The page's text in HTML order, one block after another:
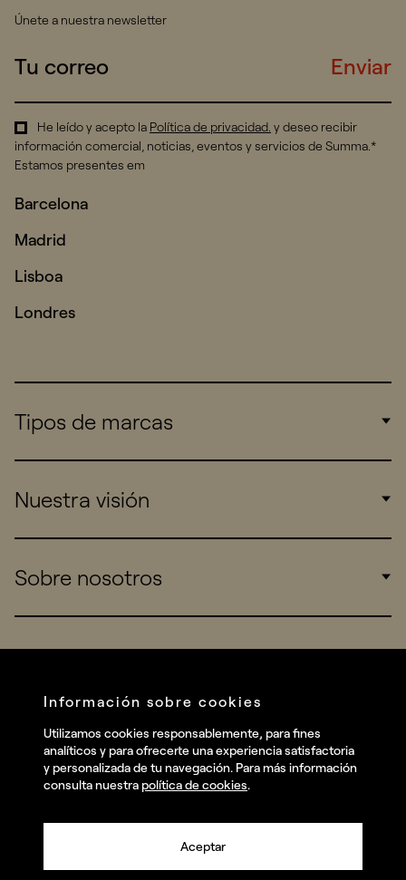
Únete a nuestra newsletter
Enviar
He leído y acepto la Política de privacidad. y deseo recibir
información comercial, noticias, eventos y servicios de Summa.*
Estamos presentes em
Barcelona
Madrid
Lisboa
Londres
Tipos de marcas
Consumers
Startups
Nuestra visión
Work
Sobre nosotros
Talent
Contact
Instagram
Facebook
Información sobre cookies
Utilizamos cookies responsablemente, para fines
analíticos y para ofrecerte una experiencia satisfactoria
y personalizada de tu navegación. Para más información
consulta nuestra política de cookies.
Aceptar